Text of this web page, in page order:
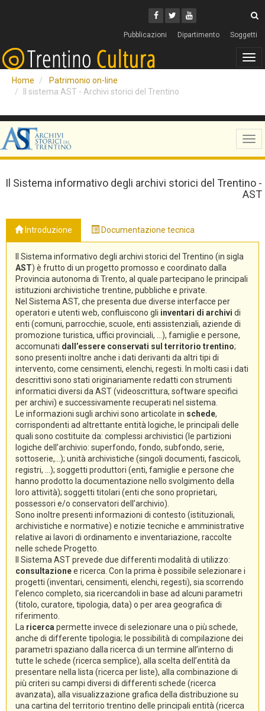
Facebook
Twitter
Youtube
Pubblicazioni Dipartimento Soggetti
Home
Patrimonio on-line
Il sistema AST - Archivi storici del Trentino
Il Sistema informativo degli archivi storici del Trentino -
AST
Introduzione Documentazione tecnica
Il Sistema informativo degli archivi storici del Trentino (in sigla
AST) è frutto di un progetto promosso e coordinato dalla
Provincia autonoma di Trento, al quale partecipano le principali
istituzioni archivistiche trentine, pubbliche e private.
Nel Sistema AST, che presenta due diverse interfacce per
operatori e utenti web, confluiscono gli inventari di archivi di
enti (comuni, parrocchie, scuole, enti assistenziali, aziende di
promozione turistica, uffici provinciali, ...), famiglie e persone,
accomunati dall’essere conservati sul territorio trentino;
sono presenti inoltre anche i dati derivanti da altri tipi di
intervento, come censimenti, elenchi, regesti. In molti casi i dati
descrittivi sono stati originariamente redatti con strumenti
informatici diversi da AST (videoscrittura, software specifici
per archivi) e successivamente recuperati nel sistema.
Le informazioni sugli archivi sono articolate in schede,
corrispondenti ad altrettante entità logiche, le principali delle
quali sono costituite da: complessi archivistici (le partizioni
logiche dell’archivio: superfondo, fondo, subfondo, serie,
sottoserie,...); unità archivistiche (singoli documenti, fascicoli,
registri, ...); soggetti produttori (enti, famiglie e persone che
hanno prodotto la documentazione nello svolgimento della
loro attività); soggetti titolari (enti che sono proprietari,
possessori e/o conservatori dell’archivio).
Sono inoltre presenti informazioni di contesto (istituzionali,
archivistiche e normative) e notizie tecniche e amministrative
relative ai lavori di ordinamento e inventariazione, raccolte
nelle schede Progetto.
Il Sistema AST prevede due differenti modalità di utilizzo:
consultazionee ricerca. Con la prima è possibile selezionare i
progetti (inventari, censimenti, elenchi, regesti), sia scorrendo
l’elenco completo, sia ricercandoli in base ad alcuni parametri
(titolo, curatore, tipologia, data) o per area geografica di
riferimento.
La ricerca permette invece di selezionare una o più schede,
anche di differente tipologia; le possibilità di compilazione dei
parametri spaziano dalla ricerca di un termine all’interno di
tutte le schede (ricerca semplice), alla scelta dell’entità da
presentare nella lista (ricerca per liste), alla combinazione di
più criteri su campi diversi di differenti schede (ricerca
avanzata), alla visualizzazione grafica della distribuzione su
una cartina del territorio trentino delle principali entità (ricerca